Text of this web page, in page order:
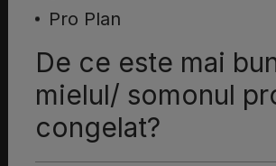
Pro Plan
De ce este mai
mielul/ somonul
congelat?